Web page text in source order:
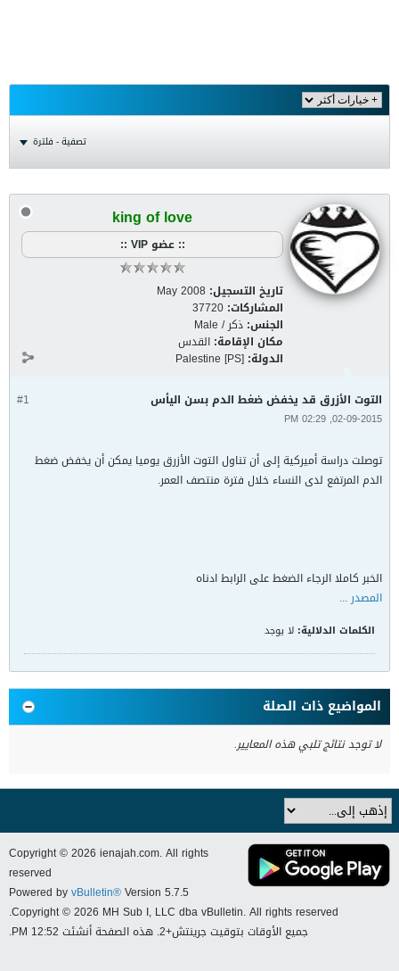
تصفية - فلترة
king of love
:: عضو VIP ::
تاريخ التسجيل: May 2008
المشاركات: 37720
الجنس: ذكر / Male
مكان الإقامة: القدس
الدولة: Palestine [PS]
#1 التوت الأزرق قد يخفض ضغط الدم بسن اليأس
02-09-2015, 02:29 PM
توصلت دراسة أميركية إلى أن تناول التوت الأزرق يوميا يمكن أن يخفض ضغط
الدم المرتفع لدى النساء خلال فترة منتصف العمر.
الخبر كاملا الرجاء الضغط على الرابط ادناه
المصدر ...
الكلمات الدلالية: لا يوجد
المواضيع ذات الصلة
لا توجد نتائج تلبي هذه المعايير.
Copyright © 2026 ienajah.com. All rights
reserved
Powered byvBulletin®Version 5.7.5
Copyright © 2026 MH Sub I, LLC dba vBulletin. All rights reserved.
جميع الأوقات بتوقيت جرينتش+2. هذه الصفحة أنشئت 12:52 PM.